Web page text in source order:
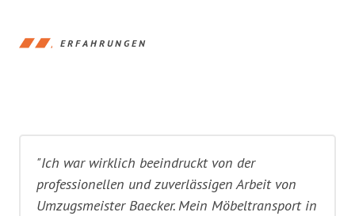
ERFAHRUNGEN
"Ich war wirklich beeindruckt von der
professionellen und zuverlässigen Arbeit von
Umzugsmeister Baecker. Mein Möbeltransport in